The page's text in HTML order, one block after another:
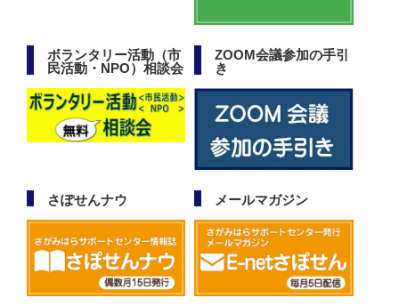
ボランタリー活動（市
民活動・NPO）相談会
ZOOM会議参加の手引
き
さぽせんナウ メールマガジン